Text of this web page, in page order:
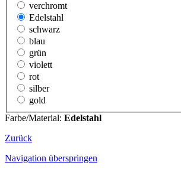
verchromt
Edelstahl
schwarz
blau
grün
violett
rot
silber
gold
Farbe/Material: Edelstahl
Zurück
Navigation überspringen